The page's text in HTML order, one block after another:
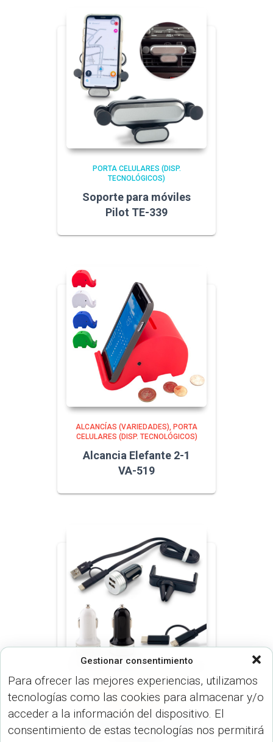
Gestionar consentimiento
Para ofrecer las mejores experiencias, utilizamos
tecnologías como las cookies para almacenar y/o
acceder a la información del dispositivo. El
consentimiento de estas tecnologías nos permitirá
PORTA CELULARES (DISP.
TECNOLÓGICOS)
Soporte para móviles
Pilot TE-339
ALCANCÍAS (VARIEDADES)
PORTA
CELULARES (DISP. TECNOLÓGICOS)
Alcancia Elefante 2-1
VA-519
PORTA CELULARES (DISP.
TECNOLÓGICOS) VARIOS (DISP.
TECNOLÓGICOS)
Set de carro Universal II